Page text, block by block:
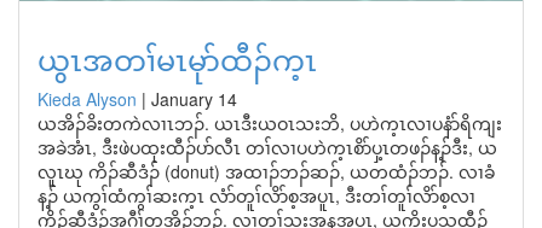
ယွၤအတၢ်မၤမုာ်ထီၣ်က့ၤ
Kieda Alyson | January 14
ယအိၣ်ခိးတကဲလၢၤဘၣ်. ယၤဒီးယဝၤသးဘိ, ပဟဲက့ၤလၢပနံာ်ရိကျး
အခဲအံၤ, ဒီးဖဲပထုးထီၣ်ပာ်လီၤ တၢ်လၢပဟဲက့ၤစိာ်ပှ့ၤတဖၣ်န့ၣ်ဒီး, ယ
လူၤဃု ကိၣ်ဆီဒံၣ် (donut) အထၢၣ်ဘၣ်ဆၣ်, ယတထံၣ်ဘၣ်. လၢခံ
န့ၣ် ယကွၢ်ထံကွၢ်ဆးက့ၤ လံာ်တူၢ်လိာ်စ့အပူၤ, ဒီးတၢ်တူၢ်လိာ်စ့လၢ
ကိၣ်ဆီဒံၣ်အဂီၢ်တအိၣ်ဘၣ်. လၢတၢ်သးအ့န့အပူၤ, ယကိးပသူထီၣ်